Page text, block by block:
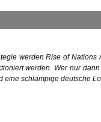
werden Rise of
werden. Wer nur
eine schlampige deutsche